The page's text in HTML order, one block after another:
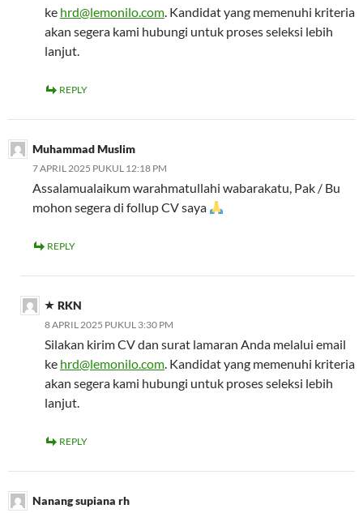
ke hrd@lemonilo.com. Kandidat yang memenuhi kriteria
akan segera kami hubungi untuk proses seleksi lebih
lanjut.
REPLY
Muhammad Muslim
7 APRIL 2025 PUKUL 12:18 PM
Assalamualaikum warahmatullahi wabarakatu, Pak / Bu
mohon segera di follup CV saya
REPLY
RKN
8 APRIL 2025 PUKUL 3:30 PM
Silakan kirim CV dan surat lamaran Anda melalui email
ke hrd@lemonilo.com. Kandidat yang memenuhi kriteria
akan segera kami hubungi untuk proses seleksi lebih
lanjut.
REPLY
Nanang supiana rh